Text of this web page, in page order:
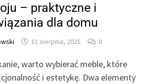
– praktyczne i
dla domu
11 sierpnia, 2025 0
warto wybierać meble, które
i estetykę. Dwa elementy